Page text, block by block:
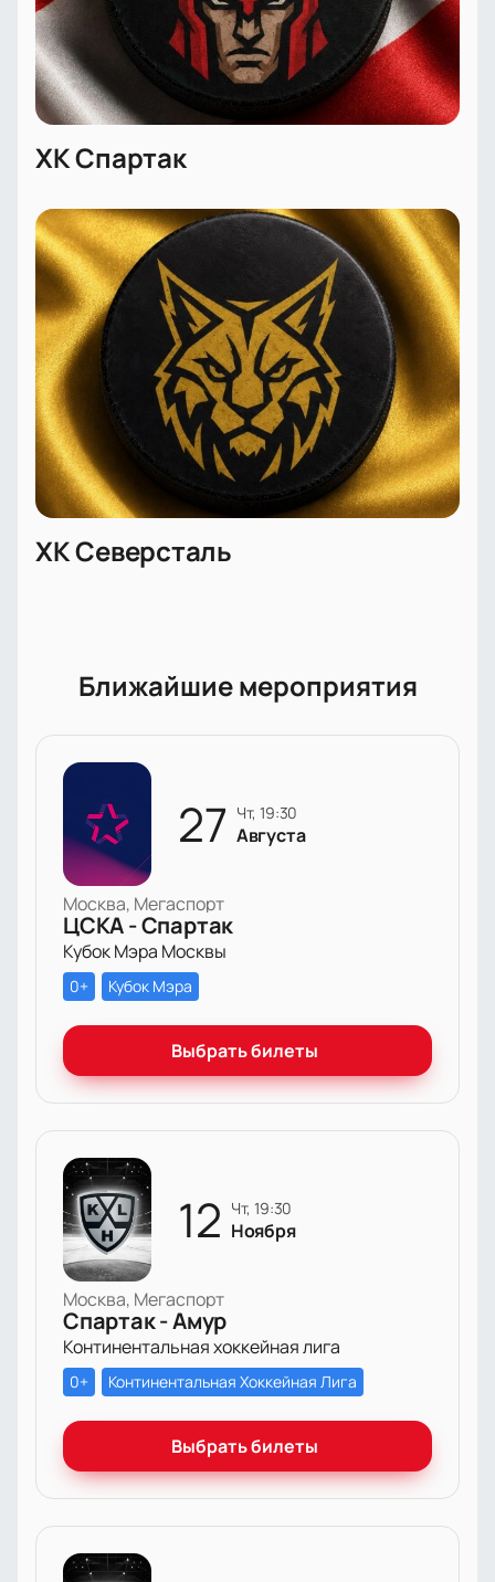
ХК Спартак
ХК Северсталь
Ближайшие мероприятия
27 чт, 19:30
Августа
Москва, Мегаспорт
ЦСКА - Спартак
Кубок Мэра Москвы
0+ Кубок Мэра
Выбрать билеты
12 чт, 19:30
Ноября
Москва, Мегаспорт
Спартак - Амур
Континентальная хоккейная лига
0+ Континентальная Хоккейная Лига
Выбрать билеты